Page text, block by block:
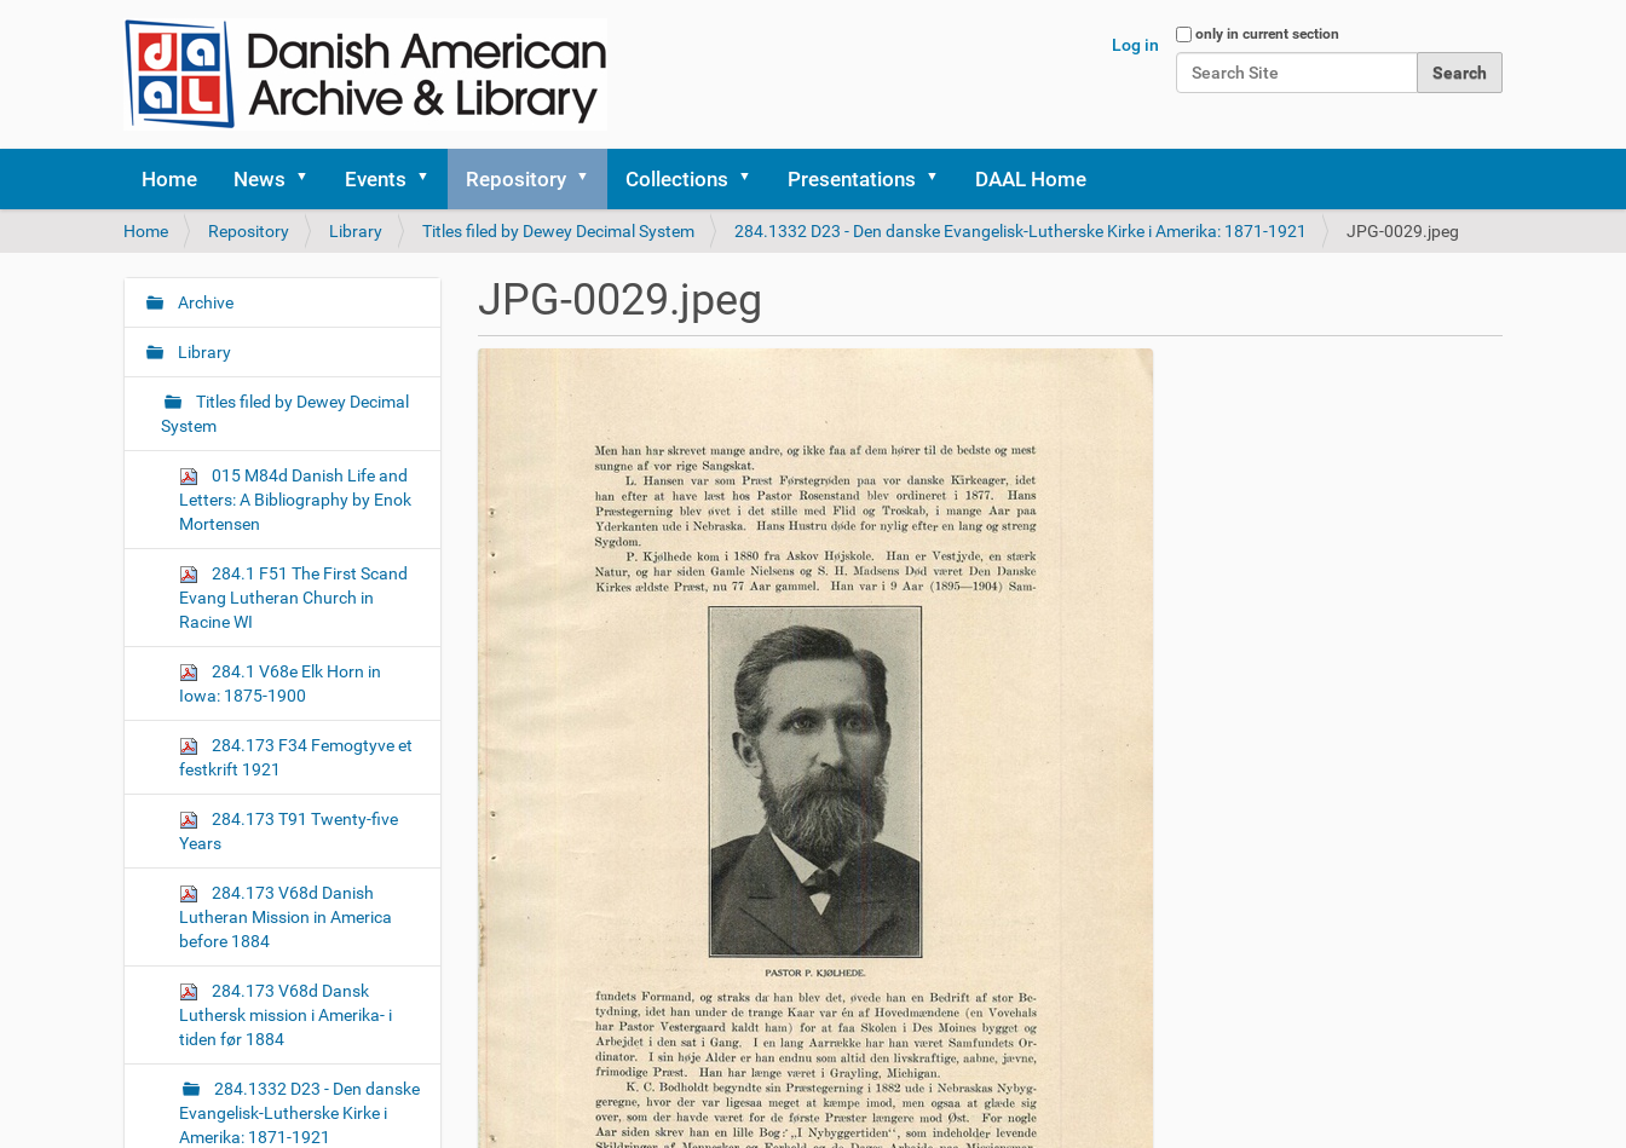
Search Site
only in current section
Log in
Home News Events Repository Collections Presentations DAAL Home
Y
u
r
h
e
Home Repository Library Titles filed by Dewey Decimal System 284.1332 D23 - Den danske Evangelisk-Lutherske Kirke i Amerika: 1871-1921 JPG-0029.jpeg
JPG-0029.jpeg
N
a
o
Archive
Library
Titles filed by Dewey Decimal
System
015 M84d Danish Life and
Letters: A Bibliography by Enok
Mortensen
284.1 F51 The First Scand
Evang Lutheran Church in
Racine WI
284.1 V68e Elk Horn in
Iowa: 1875-1900
284.173 F34 Femogtyve et
festkrift 1921
284.173 T91 Twenty-five
Years
284.173 V68d Danish
Lutheran Mission in America
before 1884
284.173 V68d Dansk
Luthersk mission i Amerika- i
tiden før 1884
284.1332 D23 - Den danske
Evangelisk-Lutherske Kirke i
Amerika: 1871-1921